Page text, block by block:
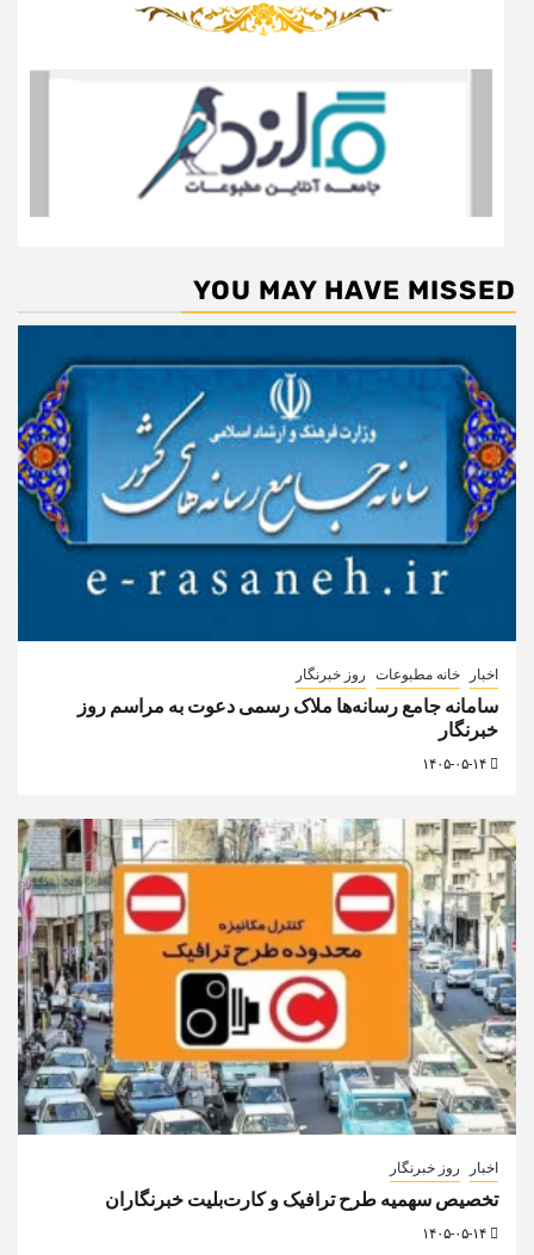
YOU MAY HAVE MISSED
اخبار خانه مطبوعات روز خبرنگار
سامانه جامع رسانه‌ها ملاک رسمی دعوت به مراسم روز
خبرنگار
اخبار روز خبرنگار
تخصیص سهمیه طرح ترافیک و کارت‌بلیت خبرنگاران